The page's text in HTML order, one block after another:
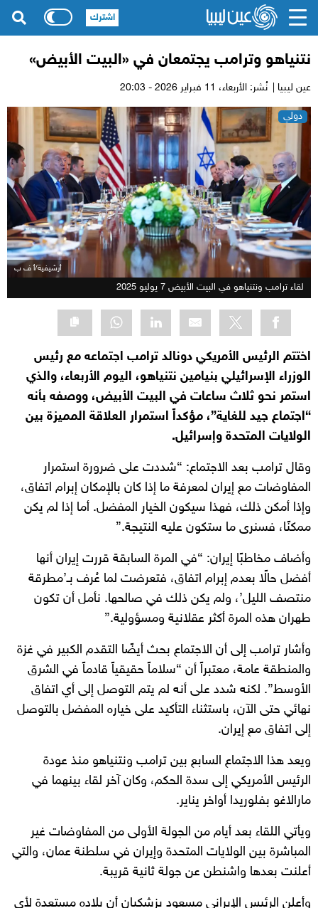
نتنياهو وترامب يجتمعان في «البيت الأبيض»
عين ليبيا | نُشر: الأربعاء،
دولي
أرشيفية/أ ف ب
لقاء ترامب ونتنياهو في البيت الأبيض 7 يوليو 2025
اختتم الرئيس الأمريكي دونالد ترامب اجتماعه مع رئيس
الوزراء الإسرائيلي بنيامين نتنياهو، اليوم الأربعاء، والذي
استمر نحو ثلاث ساعات في البيت الأبيض، ووصفه بأنه
“اجتماع جيد للغاية”، مؤكداً استمرار العلاقة المميزة بين
الولايات المتحدة وإسرائيل.
وقال ترامب بعد الاجتماع: “شددت على ضرورة استمرار
المفاوضات مع إيران لمعرفة ما إذا كان بالإمكان إبرام اتفاق،
وإذا أمكن ذلك، فهذا سيكون الخيار المفضل. أما إذا لم يكن
ممكنًا، فسنرى ما ستكون عليه النتيجة.”
وأضاف مخاطبًا إيران: “في المرة السابقة قررت إيران أنها
أفضل حالًا بعدم إبرام اتفاق، فتعرضت لما عُرف بـ’مطرقة
منتصف الليل’، ولم يكن ذلك في صالحها. نأمل أن تكون
طهران هذه المرة أكثر عقلانية ومسؤولية.”
وأشار ترامب إلى أن الاجتماع بحث أيضًا التقدم الكبير في غزة
والمنطقة عامة، معتبراً أن “سلاماً حقيقياً قادماً في الشرق
الأوسط”. لكنه شدد على أنه لم يتم التوصل إلى أي اتفاق
نهائي حتى الآن، باستثناء التأكيد على خياره المفضل بالتوصل
إلى اتفاق مع إيران.
ويعد هذا الاجتماع السابع بين ترامب ونتنياهو منذ عودة
الرئيس الأمريكي إلى سدة الحكم، وكان آخر لقاء بينهما في
مارالاغو بفلوريدا أواخر يناير.
ويأتي اللقاء بعد أيام من الجولة الأولى من المفاوضات غير
المباشرة بين الولايات المتحدة وإيران في سلطنة عمان، والتي
أعلنت بعدها واشنطن عن جولة ثانية قريبة.
وأعلن الرئيس الإيراني مسعود بزشكيان أن بلاده مستعدة لأي
اشترك